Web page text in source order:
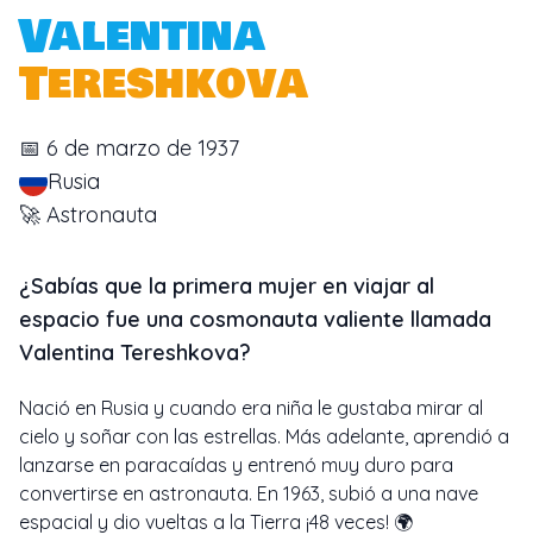
Regístrate gratis
Valentina
Tereshkova
📅 6 de marzo de 1937
Rusia
🚀 Astronauta
¿Sabías que la primera mujer en viajar al
espacio fue una cosmonauta valiente llamada
Valentina Tereshkova?
Nació en Rusia y cuando era niña le gustaba mirar al
cielo y soñar con las estrellas. Más adelante, aprendió a
lanzarse en paracaídas y entrenó muy duro para
convertirse en astronauta. En 1963, subió a una nave
espacial y dio vueltas a la Tierra ¡48 veces! 🌍